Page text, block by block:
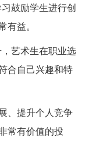
鼓励学生进行创
益。
艺术生在职业选
合自己兴趣和特
、提升个人竞争
常有价值的投